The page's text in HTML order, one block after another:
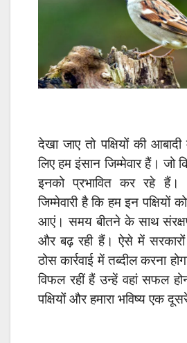
देखा जाए तो पक्षियों की
लिए हम इंसान जिम्मेवार हैं। जो
इनको प्रभावित कर रहे हैं।
जिम्मेवारी है कि हम इन
आएं। समय बीतने के साथ
और बढ़ रही हैं। ऐसे में
ठोस कार्रवाई में तब्दील करना
विफल रहीं हैं उन्हें वहां सफल
पक्षियों और हमारा भविष्य एक